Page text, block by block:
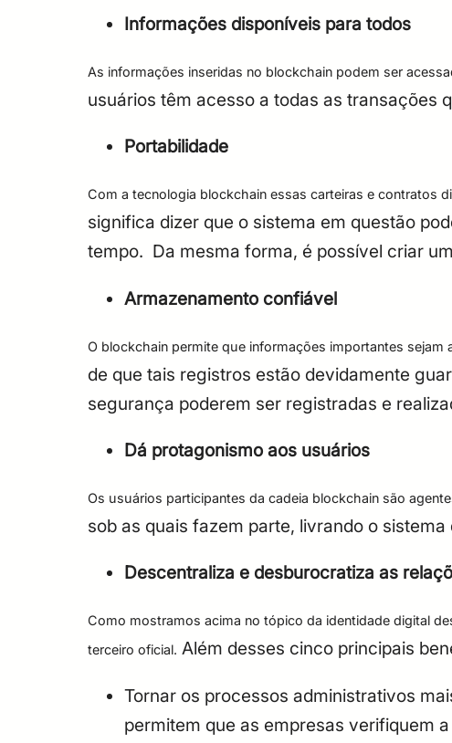
Informações disponíveis para todos
As informações inseridas no blockchain podem ser
usuários têm acesso a todas as transações
Portabilidade
Com a tecnologia blockchain essas carteiras e contratos
significa dizer que o sistema em questão
tempo. Da mesma forma, é possível criar
Armazenamento confiável
O blockchain permite que informações importantes sejam
de que tais registros estão devidamente
segurança poderem ser registradas e
Dá protagonismo aos usuários
Os usuários participantes da cadeia blockchain são
sob as quais fazem parte, livrando o
Descentraliza e desburocratiza as
Como mostramos acima no tópico da identidade digital
terceiro oficial. Além desses cinco principais
Tornar os processos administrativos
permitem que as empresas verifiquem